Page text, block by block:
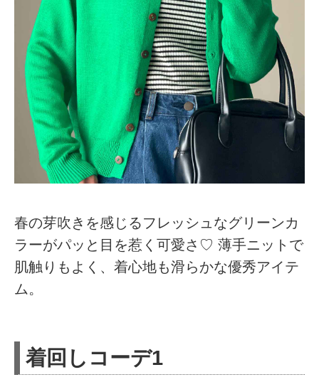
春の芽吹きを感じるフレッシュなグリーンカ
ラーがパッと目を惹く可愛さ♡ 薄手ニットで
肌触りもよく、着心地も滑らかな優秀アイテ
ム。
着回しコーデ1